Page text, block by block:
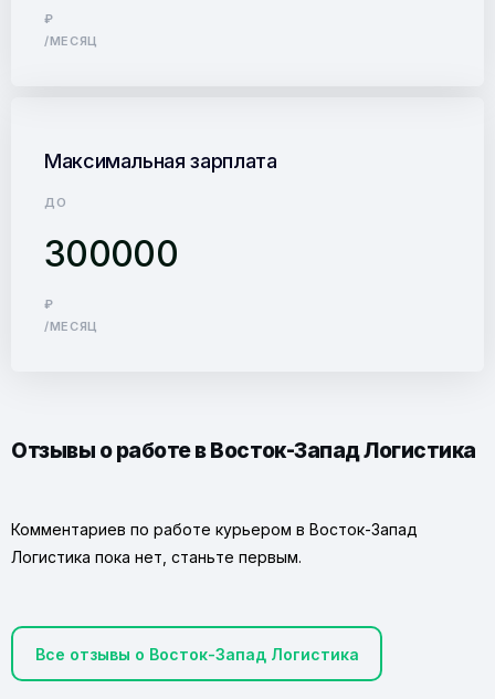
₽
/МЕСЯЦ
Максимальная зарплата
ДО
300000
₽
/МЕСЯЦ
Отзывы о работе в Восток-Запад Логистика
Комментариев по работе курьером в Восток-Запад
Логистика пока нет, станьте первым.
Все отзывы о Восток-Запад Логистика